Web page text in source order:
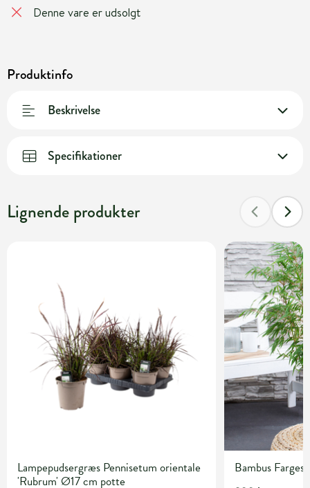
Denne vare er udsolgt
Produktinfo
Beskrivelse
Specifikationer
Lignende produkter
Lampepudsergræs Pennisetum orientale
'Rubrum' Ø17 cm potte
Bambus